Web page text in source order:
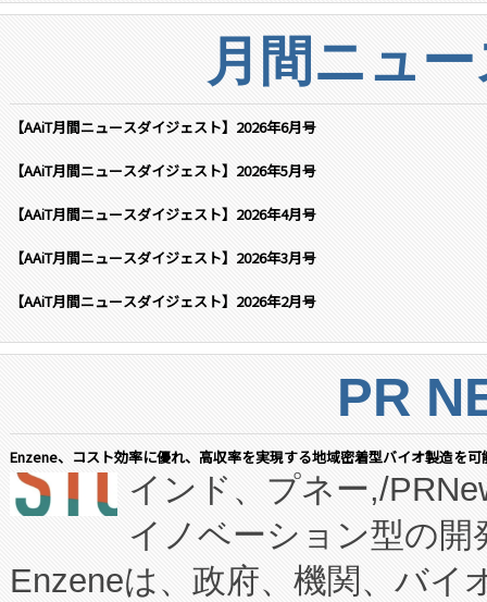
月間ニュ
【AAiT月間ニュースダイジェスト】2026年6月号
【AAiT月間ニュースダイジェスト】2026年5月号
【AAiT月間ニュースダイジェスト】2026年4月号
【AAiT月間ニュースダイジェスト】2026年3月号
【AAiT月間ニュースダイジェスト】2026年2月号
PR
Enzene、コスト効率に優れ、高収率を実現する地域密着型バイオ製造を
インド、プネー,/
イノベーション型の
Enzeneは、政府、機関、バイ